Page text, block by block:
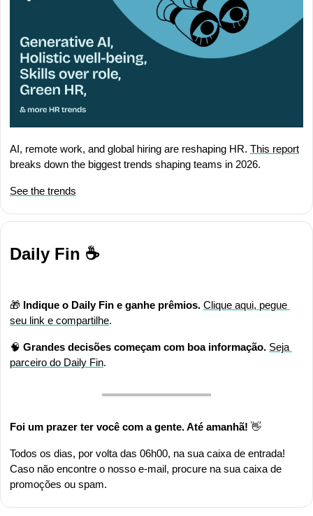
AI, remote work, and global hiring are reshaping HR. This report
breaks down the biggest trends shaping teams in 2026.
See the trends
Daily Fin ☕
🎁 Indique o Daily Fin e ganhe prêmios. Clique aqui, pegue
seu link e compartilhe.
🧠 Grandes decisões começam com boa informação. Seja
parceiro do Daily Fin.
Foi um prazer ter você com a gente. Até amanhã! 👋
Todos os dias, por volta das 06h00, na sua caixa de entrada!
Caso não encontre o nosso e-mail, procure na sua caixa de
promoções ou spam.